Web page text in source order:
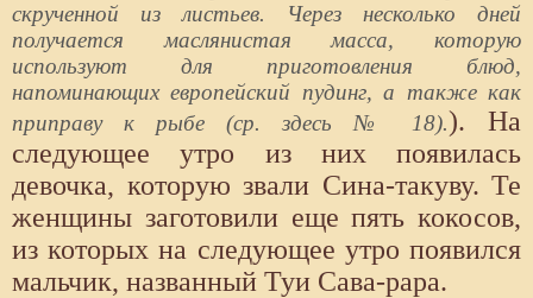
скрученной из листьев. Через несколько дней
получается маслянистая масса, которую
используют для приготовления блюд,
напоминающих европейский пудинг, а также как
приправу к рыбе (ср. здесь № 18).). На
следующее утро из них появилась
девочка, которую звали Сина-такуву. Те
женщины заготовили еще пять кокосов,
из которых на следующее утро появился
мальчик, названный Туи Сава-рара.